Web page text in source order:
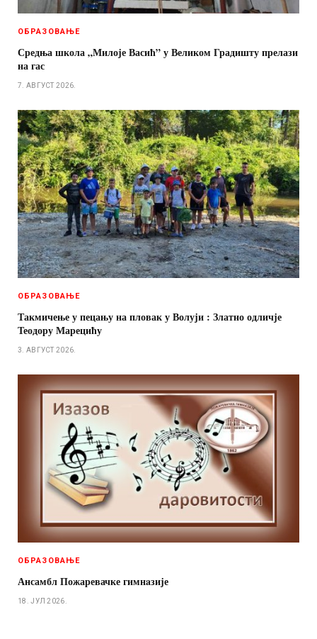
ОБРАЗОВАЊЕ
Средња школа „Милоје Васић” у Великом Градишту прелази
на гас
7. АВГУСТ 2026.
ОБРАЗОВАЊЕ
Такмичење у пецању на пловак у Волуји : Златно одличје
Теодору Марецићу
3. АВГУСТ 2026.
ОБРАЗОВАЊЕ
Ансамбл Пожаревачке гимнaзије
18. ЈУЛ 2026.